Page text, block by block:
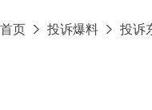
首页 投诉爆料 投诉